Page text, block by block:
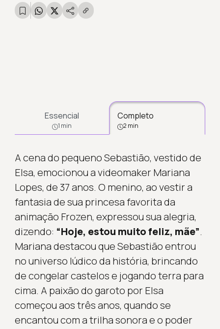
Essencial
1 min
Completo
2 min
A cena do pequeno Sebastião, vestido de
Elsa, emocionou a videomaker Mariana
Lopes, de 37 anos. O menino, ao vestir a
fantasia de sua princesa favorita da
animação Frozen, expressou sua alegria,
dizendo: “Hoje, estou muito feliz, mãe”.
Mariana destacou que Sebastião entrou
no universo lúdico da história, brincando
de congelar castelos e jogando terra para
cima. A paixão do garoto por Elsa
começou aos três anos, quando se
encantou com a trilha sonora e o poder